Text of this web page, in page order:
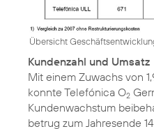
Übersicht
Kundenzahl und Umsatz
Mit einem Zuwachs von
konnte Telefónica O2
Kundenwachstum
betrug zum Jahresende